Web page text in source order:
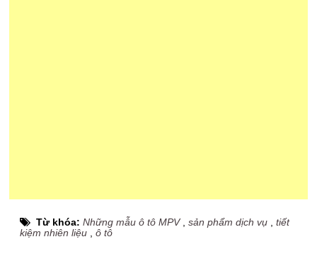
Từ khóa:Những mẫu ô tô MPV,sản phẩm dịch vụ ,tiết
kiệm nhiên liệu ,ô tô